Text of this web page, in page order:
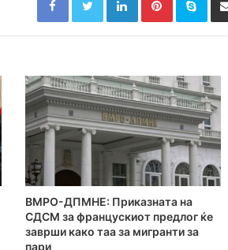
ВМРО-ДПМНЕ: Приказната на
СДСМ за францускиот предлог ќе
заврши како таа за мигранти за
пари